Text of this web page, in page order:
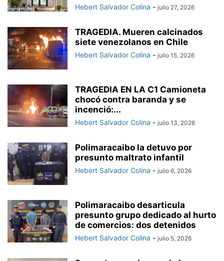
Hebert Salvador Colina - julio 27, 2026
TRAGEDIA. Mueren calcinados
siete venezolanos en Chile
Hebert Salvador Colina - julio 15, 2026
TRAGEDIA EN LA C1 Camioneta
chocó contra baranda y se
incenció:...
Hebert Salvador Colina - julio 13, 2026
Polimaracaibo la detuvo por
presunto maltrato infantil
Hebert Salvador Colina - julio 6, 2026
Polimaracaibo desarticula
presunto grupo dedicado al hurto
de comercios: dos detenidos
Hebert Salvador Colina - julio 5, 2026